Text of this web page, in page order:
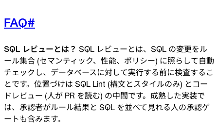
FAQ#
SQL レビューとは？ SQL レビューとは、SQL の変更をル
ール集合 (セマンティック、性能、ポリシー) に照らして自動
チェックし、データベースに対して実行する前に検査するこ
とです。位置づけは SQL Lint (構文とスタイルのみ) とコー
ドレビュー (人が PR を読む) の中間です。成熟した実装で
は、承認者がルール結果と SQL を並べて見れる人の承認ゲ
ートも含みます。